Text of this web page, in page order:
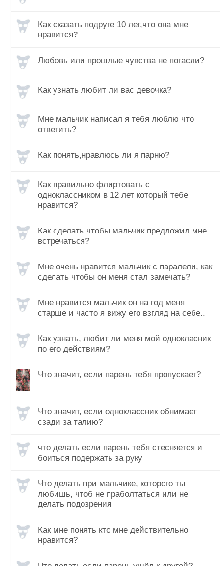
Как сказать подруге 10 лет,что она мне
нравится?
Любовь или прошлые чувства не погасли?
Как узнать любит ли вас девочка?
Мне мальчик написал я тебя люблю что
ответить?
Как понять,нравлюсь ли я парню?
Как правильно флиртовать с
одноклассником в 12 лет который тебе
нравится?
Как сделать чтобы мальчик предложил мне
встречаться?
Мне очень нравится мальчик с паралели, как
сделать чтобы он меня стал замечать?
Мне нравится мальчик он на год меня
старше и часто я вижу его взгляд на себе..
Как узнать, любит ли меня мой однокласник
по его действиям?
Что значит, если парень тебя пропускает?
Что значит, если одноклассник обнимает
сзади за талию?
что делать если парень тебя стесняется и
боиться подержать за руку
Что делать при мальчике, которого ты
любишь, чтоб не праболтаться или не
делать подозрения
Как мне понять кто мне действительно
нравится?